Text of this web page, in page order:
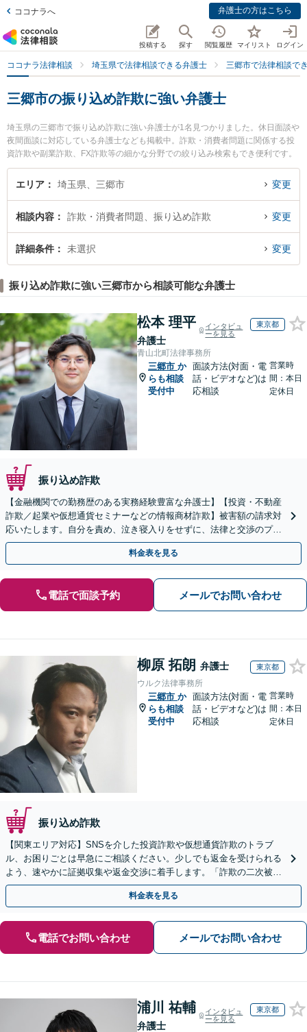
ココナラへ 弁護士の方はこちら
投稿する 探す 閲覧履歴 マイリスト ログイン
ココナラ法律相談 埼玉県で法律相談できる弁護士 三郷市で法律相談で
三郷市の振り込め詐欺に強い弁護士
埼玉県の三郷市で振り込め詐欺に強い弁護士が1名見つかりました。休日面談や
夜間面談に対応している弁護士なども掲載中。詐欺・消費者問題に関係する投
資詐欺や副業詐欺、FX詐欺等の細かな分野での絞り込み検索もでき便利です。
特に三郷中央法律事務所の須賀 翼弁護士のプロフィール情報や弁護士費用、強
みなどが注目されています。『三郷市で土日や夜間に発生した振り込め詐欺の
談できる三郷市内の弁護士に相談予約したい』などでお困りの相談者さんにお
すすめです。
エリア 埼玉県、三郷市 変更
相談内容 詐欺・消費者問題、振り込め詐欺 変更
詳細条件 未選択 変更
振り込め詐欺に強い三郷市から相談可能な弁護士
松本 理平
弁護士
インタビュ
ーを見る
東京都
青山北町法律事務所
三郷市 か
らも相談
受付中
面談方法(対面・電
話・ビデオなど)は
応相談
営業時
間：本日
定休日
振り込め詐欺
【金融機関での勤務歴のある実務経験豊富な弁護士】【投資・不動産
詐欺／起業や仮想通貨セミナーなどの情報商材詐欺】被害額の請求対
応いたします。自分を責め、泣き寝入りをせずに、法律と交渉のプロ
にまずはご相談ください。【表参道駅から徒歩3分】
料金表を見る
電話で面談予約 メールでお問い合わせ
柳原 拓朗 弁護士 東京都
ウルク法律事務所
三郷市 か
らも相談
受付中
面談方法(対面・電
話・ビデオなど)は
応相談
営業時
間：本日
定休日
振り込め詐欺
【関東エリア対応】SNSを介した投資詐欺や仮想通貨詐欺のトラブ
ル、お困りごとは早急にご相談ください。少しでも返金を受けられる
よう、速やかに証拠収集や返金交渉に着手します。「詐欺の二次被
害」のご相談も対応します【初回相談無料】【Web相談可】
料金表を見る
電話でお問い合わせ メールでお問い合わせ
浦川 祐輔
弁護士
インタビュ
ーを見る
東京都